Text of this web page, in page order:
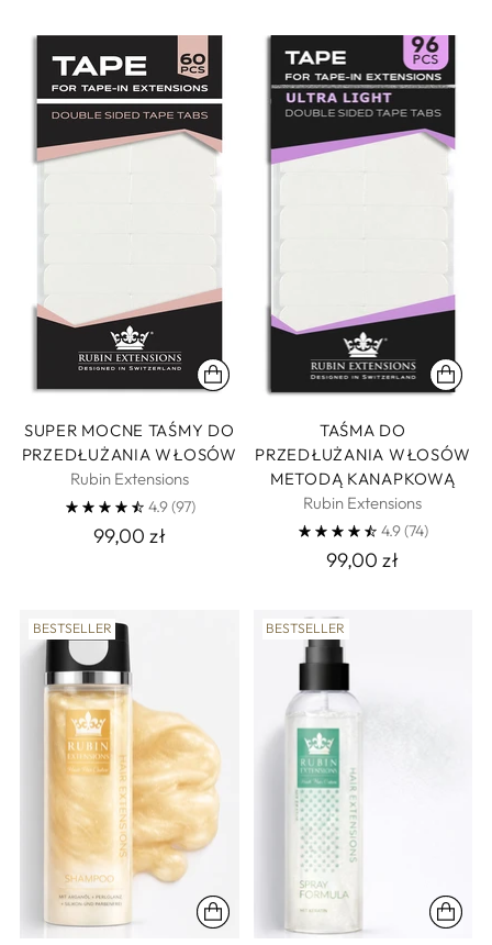
SUPER MOCNE TAŚMY DO
PRZEDŁUŻANIA WŁOSÓW
Rubin Extensions
4.9(97)
99,00 zł
TAŚMA DO
PRZEDŁUŻANIA WŁOSÓW
METODĄ KANAPKOWĄ
Rubin Extensions
4.9(74)
99,00 zł
BESTSELLER BESTSELLER